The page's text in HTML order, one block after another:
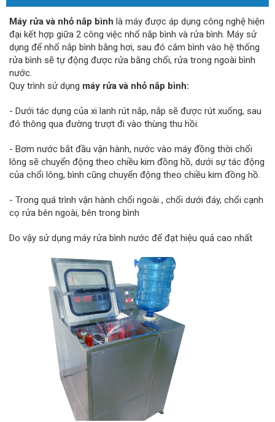
Máy rửa và nhỏ nắp bình là máy được áp dụng công nghệ hiện
đại kết hợp giữa 2 công việc nhổ nắp bình và rửa bình. Máy sử
dụng để nhổ nắp bình bằng hơi, sau đó cắm bình vào hệ thống
rửa bình sẽ tự động được rửa bằng chổi, rửa trong ngoài bình
nước.
Quy trình sử dụng máy rửa và nhỏ nắp bình:
- Dưới tác dụng của xi lanh rút nắp, nắp sẽ được rút xuống, sau
đó thông qua đường trượt đi vào thùng thu hồi.
- Bơm nước bắt đầu vận hành, nước vào máy đồng thời chổi
lông sẽ chuyển động theo chiều kim đồng hồ, dưới sự tác động
của chổi lông, bình cũng chuyển động theo chiều kim đồng hồ.
- Trong quá trình vận hành chổi ngoài , chổi dưới đáy, chổi cạnh
cọ rửa bên ngoài, bên trong bình
Do vậy sử dụng máy rửa bình nước để đạt hiệu quả cao nhất